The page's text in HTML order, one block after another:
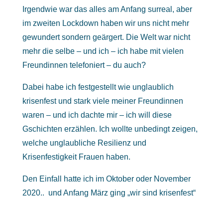
Irgendwie war das alles am Anfang surreal, aber
im zweiten Lockdown haben wir uns nicht mehr
gewundert sondern geärgert. Die Welt war nicht
mehr die selbe – und ich – ich habe mit vielen
Freundinnen telefoniert – du auch?
Dabei habe ich festgestellt wie unglaublich
krisenfest und stark viele meiner Freundinnen
waren – und ich dachte mir – ich will diese
Gschichten erzählen. Ich wollte unbedingt zeigen,
welche unglaubliche Resilienz und
Krisenfestigkeit Frauen haben.
Den Einfall hatte ich im Oktober oder November
2020.. und Anfang März ging „wir sind krisenfest“